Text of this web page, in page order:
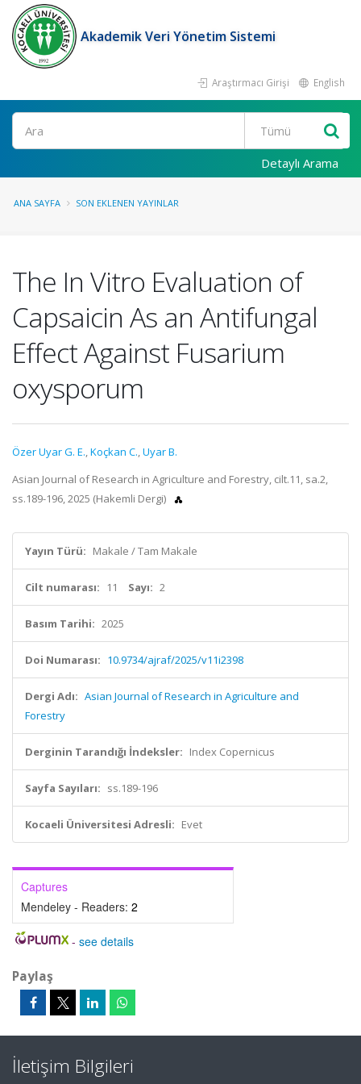
Akademik Veri Yönetim Sistemi
Araştırmacı Girişi English
Ara
Detaylı Arama
ANA SAYFA SON EKLENEN YAYINLAR
The In Vitro Evaluation of
Capsaicin As an Antifungal
Effect Against Fusarium
oxysporum
Özer Uyar G. E.,Koçkan C.,Uyar B.
Asian Journal of Research in Agriculture and Forestry, cilt.11, sa.2,
ss.189-196, 2025 (Hakemli Dergi)
Yayın Türü: Makale / Tam Makale
Cilt numarası: 11 Sayı: 2
Basım Tarihi: 2025
Doi Numarası: 10.9734/ajraf/2025/v11i2398
Dergi Adı: Asian Journal of Research in Agriculture and
Forestry
Derginin Tarandığı İndeksler: Index Copernicus
Sayfa Sayıları: ss.189-196
Kocaeli Üniversitesi Adresli: Evet
Captures
Mendeley - Readers: 2
- see details
Paylaş
İletişim Bilgileri